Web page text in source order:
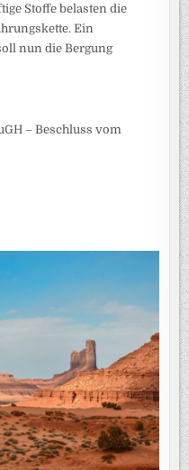
Stoffe belasten die
Ein
nun die Bergung
– Beschluss vom